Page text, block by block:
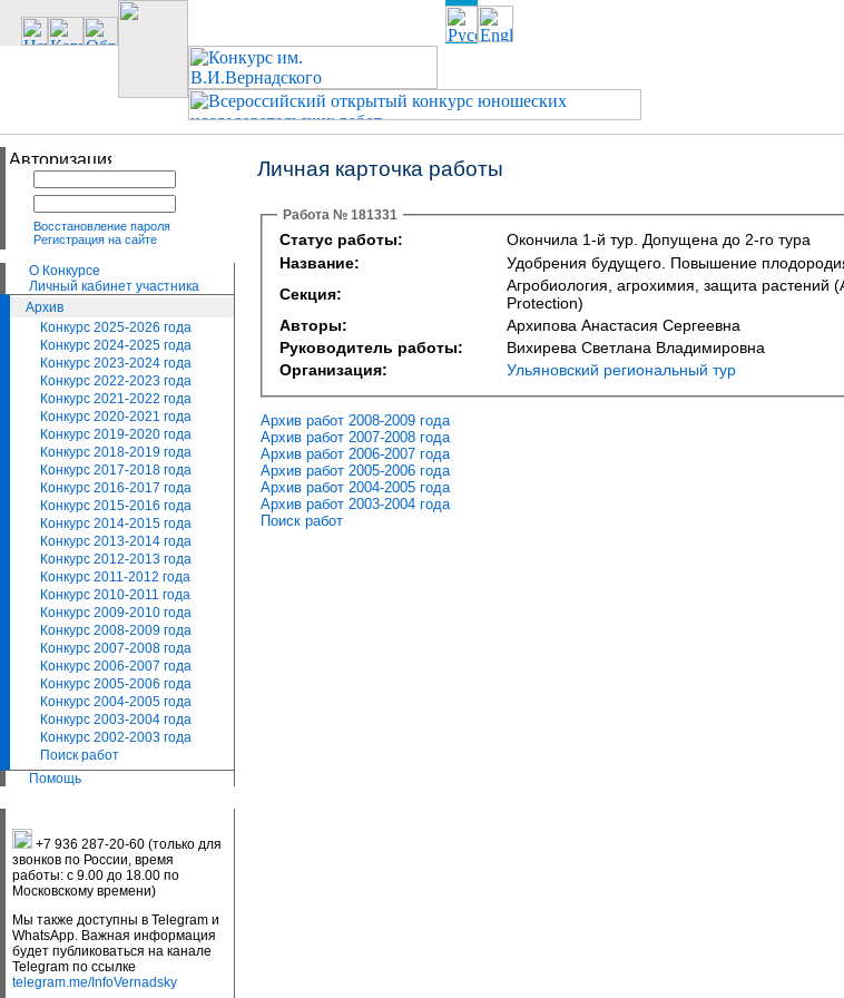
Восстановление пароля
Регистрация на сайте
О Конкурсе
Личный кабинет участника
Архив
Конкурс 2025-2026 года
Конкурс 2024-2025 года
Конкурс 2023-2024 года
Конкурс 2022-2023 года
Конкурс 2021-2022 года
Конкурс 2020-2021 года
Конкурс 2019-2020 года
Конкурс 2018-2019 года
Конкурс 2017-2018 года
Конкурс 2016-2017 года
Конкурс 2015-2016 года
Конкурс 2014-2015 года
Конкурс 2013-2014 года
Конкурс 2012-2013 года
Конкурс 2011-2012 года
Конкурс 2010-2011 года
Конкурс 2009-2010 года
Конкурс 2008-2009 года
Конкурс 2007-2008 года
Конкурс 2006-2007 года
Конкурс 2005-2006 года
Конкурс 2004-2005 года
Конкурс 2003-2004 года
Конкурс 2002-2003 года
Поиск работ
Помощь
+7 936 287-20-60 (только для
звонков по России, время
работы: с 9.00 до 18.00 по
Московскому времени)
Мы также доступны в Telegram и
WhatsApp. Важная информация
будет публиковаться на канале
Telegram по ссылке
telegram.me/InfoVernadsky
Личная карточка работы
Работа № 181331
Статус работы:
Окончила 1-й тур. Допущена до 2-го тура
Название:
Удобрения будущего. Повышение
Секция:
Агробиология, агрохимия, защита растений
Protection)
Авторы:
Архипова Анастасия Сергеевна
Руководитель работы:
Вихирева Светлана Владимировна
Организация:
Ульяновский региональный тур
Архив работ 2008-2009 года
Архив работ 2007-2008 года
Архив работ 2006-2007 года
Архив работ 2005-2006 года
Архив работ 2004-2005 года
Архив работ 2003-2004 года
Поиск работ